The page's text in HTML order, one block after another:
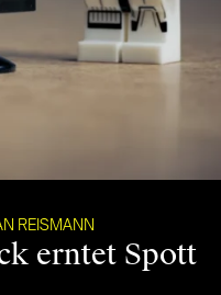
REISMANN
erntet Spott